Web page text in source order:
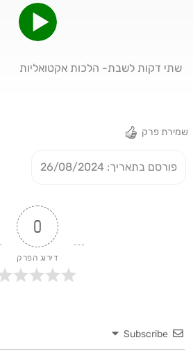
שתי דקות לשבת- הלכות אקטואליות
שמירת פרק
פורסם בתאריך: 26/08/2024
0
דירוג הפרק
Subscribe